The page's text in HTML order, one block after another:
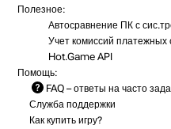
Полезное:
Автосравнение ПК с
Учет комиссий платежных
Hot.Game API
Помощь:
FAQ – ответы на часто
Служба поддержки
Как купить игру?